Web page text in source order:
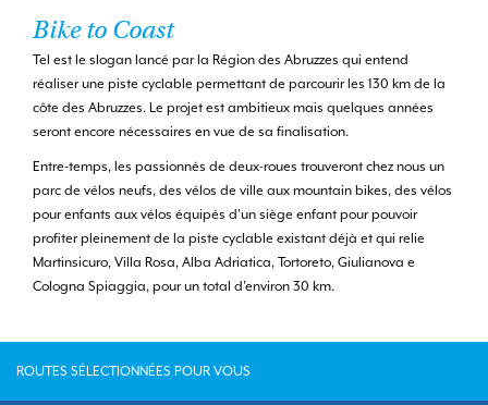
Bike to Coast
Tel est le slogan lancé par la Région des Abruzzes qui entend
réaliser une piste cyclable permettant de parcourir les 130 km de la
côte des Abruzzes. Le projet est ambitieux mais quelques années
seront encore nécessaires en vue de sa finalisation.
Entre-temps, les passionnés de deux-roues trouveront chez nous un
parc de vélos neufs, des vélos de ville aux mountain bikes, des vélos
pour enfants aux vélos équipés d’un siège enfant pour pouvoir
profiter pleinement de la piste cyclable existant déjà et qui relie
Martinsicuro, Villa Rosa, Alba Adriatica, Tortoreto, Giulianova e
Cologna Spiaggia, pour un total d’environ 30 km.
ROUTES SÉLECTIONNÉES POUR VOUS